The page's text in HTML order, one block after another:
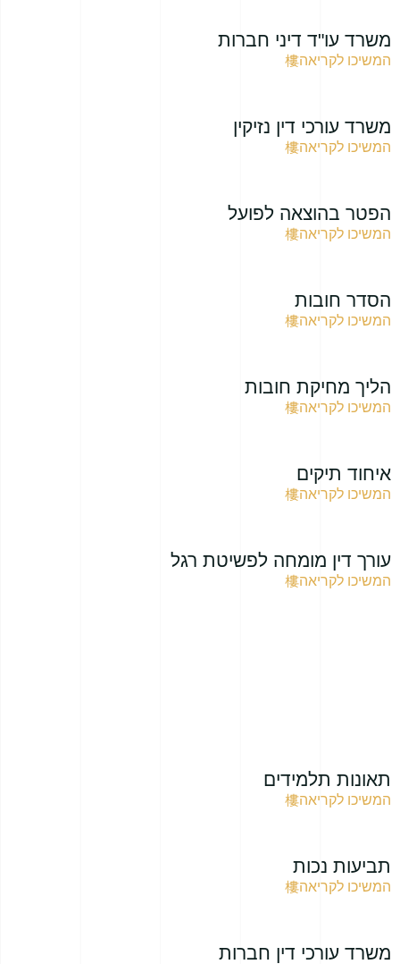
משרד עו"ד דיני חברות
המשיכו לקריאה
משרד עורכי דין נזיקין
המשיכו לקריאה
הפטר בהוצאה לפועל
המשיכו לקריאה
הסדר חובות
המשיכו לקריאה
הליך מחיקת חובות
המשיכו לקריאה
איחוד תיקים
המשיכו לקריאה
עורך דין מומחה לפשיטת רגל
המשיכו לקריאה
תאונות תלמידים
המשיכו לקריאה
תביעות נכות
המשיכו לקריאה
משרד עורכי דין חברות